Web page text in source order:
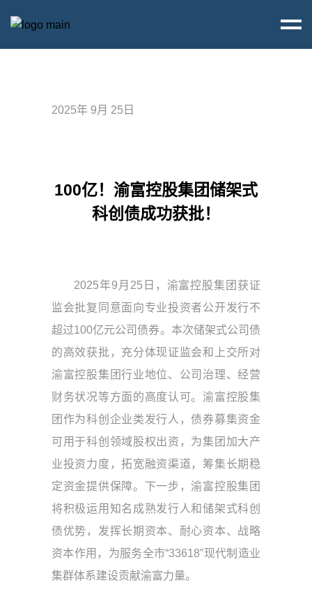
2025年 9月 25日
100亿！渝富控股集团储架式
科创债成功获批！
2025年9月25日，渝富控股集团获证
监会批复同意面向专业投资者公开发行不
超过100亿元公司债券。本次储架式公司债
的高效获批，充分体现证监会和上交所对
渝富控股集团行业地位、公司治理、经营
财务状况等方面的高度认可。渝富控股集
团作为科创企业类发行人，债券募集资金
可用于科创领域股权出资，为集团加大产
业投资力度，拓宽融资渠道，筹集长期稳
定资金提供保障。下一步，渝富控股集团
将积极运用知名成熟发行人和储架式科创
债优势，发挥长期资本、耐心资本、战略
资本作用，为服务全市“33618”现代制造业
集群体系建设贡献渝富力量。